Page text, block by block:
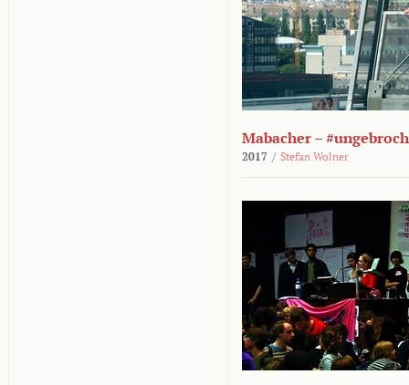
Mabacher –
2017 / Stefan Wolner